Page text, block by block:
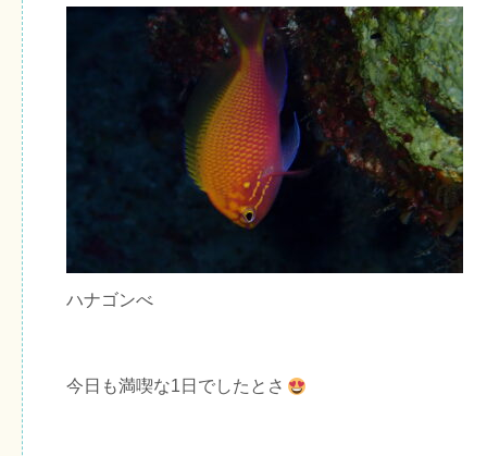
ハナゴンべ
今日も満喫な1日でしたとさ